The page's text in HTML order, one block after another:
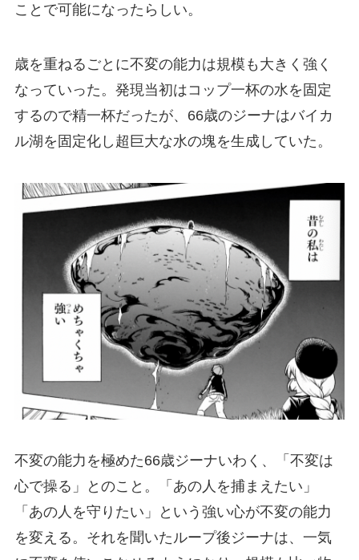
ことで可能になったらしい。
歳を重ねるごとに不変の能力は規模も大きく強く
なっていった。発現当初はコップ一杯の水を固定
するので精一杯だったが、66歳のジーナはバイカ
ル湖を固定化し超巨大な水の塊を生成していた。
不変の能力を極めた66歳ジーナいわく、「不変は
心で操る」とのこと。「あの人を捕まえたい」
「あの人を守りたい」という強い心が不変の能力
を変える。それを聞いたループ後ジーナは、一気